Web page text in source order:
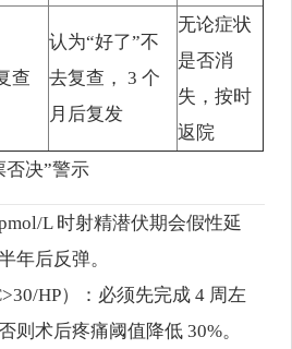
查
认为“好了”不
去复查， 3 个
月后复发
无论症状
是否消
失，按时
返院
否决”警示
L 时射精潜伏期会假性延
年后反弹。
HP）：必须先完成 4 周左
则术后疼痛阈值降低 30%。